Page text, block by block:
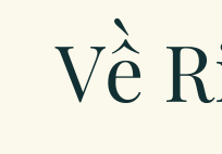
Về